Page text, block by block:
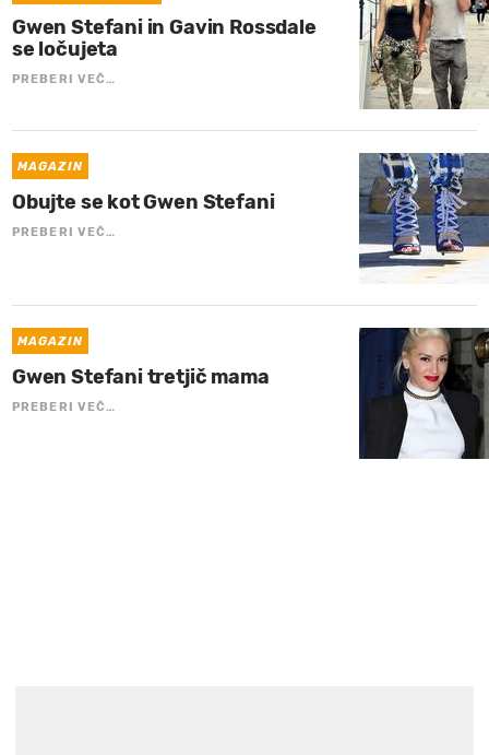
Gwen Stefani in Gavin Rossdale
se ločujeta
PREBERI VEČ…
MAGAZIN
Obujte se kot Gwen Stefani
PREBERI VEČ…
MAGAZIN
Gwen Stefani tretjič mama
PREBERI VEČ…